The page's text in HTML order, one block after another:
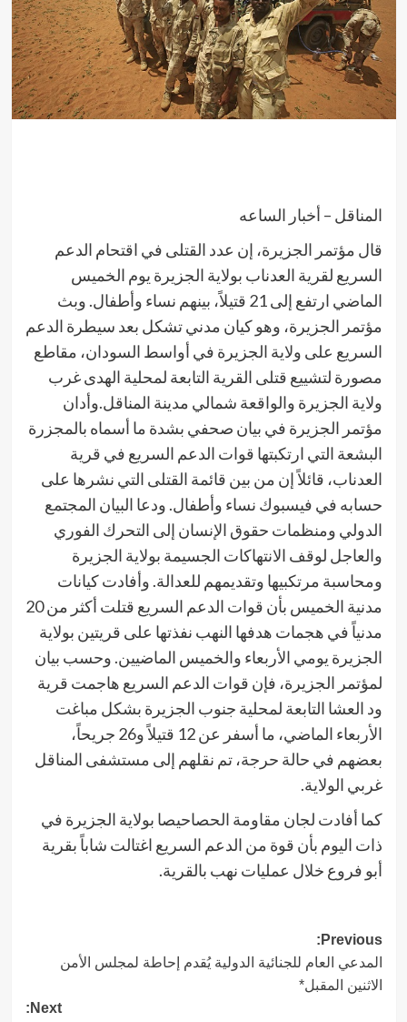
المناقل – أخبار الساعه
قال مؤتمر الجزيرة، إن عدد القتلى في اقتحام الدعم
السريع لقرية العدناب بولاية الجزيرة يوم الخميس
الماضي ارتفع إلى 21 قتيلاً، بينهم نساء وأطفال. وبث
مؤتمر الجزيرة، وهو كيان مدني تشكل بعد سيطرة الدعم
السريع على ولاية الجزيرة في أواسط السودان، مقاطع
مصورة لتشييع قتلى القرية التابعة لمحلية الهدى غرب
ولاية الجزيرة والواقعة شمالي مدينة المناقل.وأدان
مؤتمر الجزيرة في بيان صحفي بشدة ما أسماه بالمجزرة
البشعة التي ارتكبتها قوات الدعم السريع في قرية
العدناب، قائلاً إن من بين قائمة القتلى التي نشرها على
حسابه في فيسبوك نساء وأطفال. ودعا البيان المجتمع
الدولي ومنظمات حقوق الإنسان إلى التحرك الفوري
والعاجل لوقف الانتهاكات الجسيمة بولاية الجزيرة
ومحاسبة مرتكبيها وتقديمهم للعدالة. وأفادت كيانات
مدنية الخميس بأن قوات الدعم السريع قتلت أكثر من 20
مدنياً في هجمات هدفها النهب نفذتها على قريتين بولاية
الجزيرة يومي الأربعاء والخميس الماضيين. وحسب بيان
لمؤتمر الجزيرة، فإن قوات الدعم السريع هاجمت قرية
ود العشا التابعة لمحلية جنوب الجزيرة بشكل مباغت
الأربعاء الماضي، ما أسفر عن 12 قتيلاً و26 جريحاً،
بعضهم في حالة حرجة، تم نقلهم إلى مستشفى المناقل
غربي الولاية.
كما أفادت لجان مقاومة الحصاحيصا بولاية الجزيرة في
ذات اليوم بأن قوة من الدعم السريع اغتالت شاباً بقرية
أبو فروع خلال عمليات نهب بالقرية.
Post
navigation
Previous:
المدعي العام للجنائية الدولية يُقدم إحاطة لمجلس الأمن
الاثنين المقبل*
Next: